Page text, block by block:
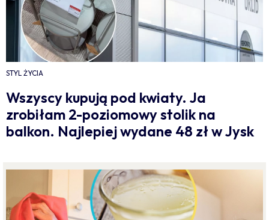
STYL ŻYCIA
Wszyscy kupują pod kwiaty. Ja
zrobiłam 2-poziomowy stolik na
balkon. Najlepiej wydane 48 zł w Jysk